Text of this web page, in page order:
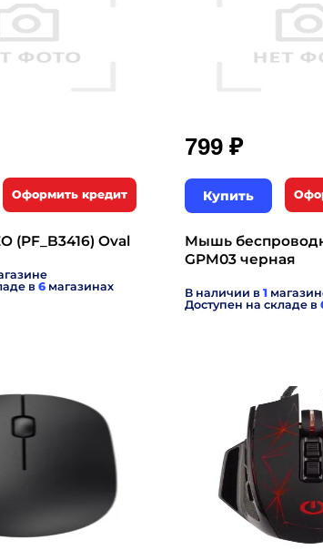
Оформить кредит
(PF_B3416) Oval
в 6 магазинах
799 ₽
Купить
Мышь
GPM03 черная
В наличии в 1
Доступен на складе в